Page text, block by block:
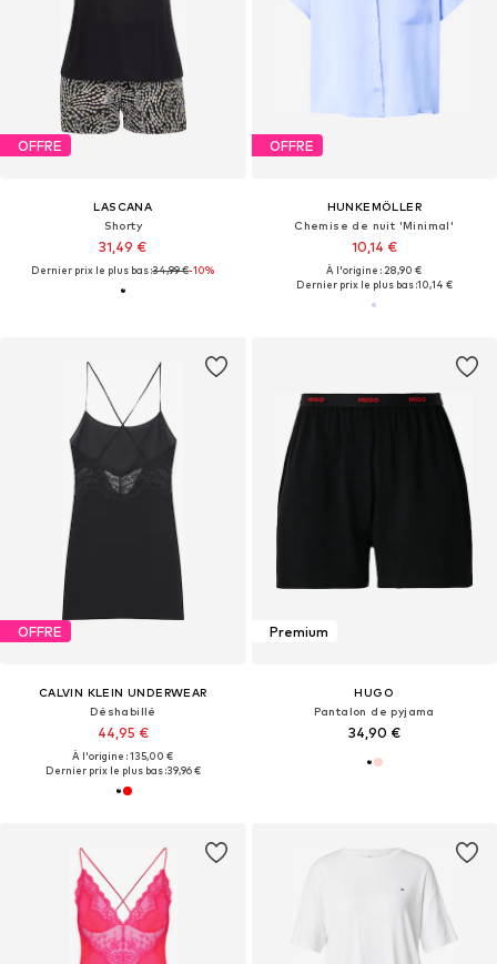
OFFRE
LASCANA
Shorty
31,49 €
Dernier prix le plus bas :34,99 €-10%
OFFRE
HUNKEMÖLLER
Chemise de nuit 'Minimal'
10,14 €
À l'origine : 28,90 €
Dernier prix le plus bas :10,14 €
OFFRE
CALVIN KLEIN UNDERWEAR
Déshabillé
44,95 €
À l'origine : 135,00 €
Dernier prix le plus bas :39,96 €
Premium
HUGO
Pantalon de pyjama
34,90 €